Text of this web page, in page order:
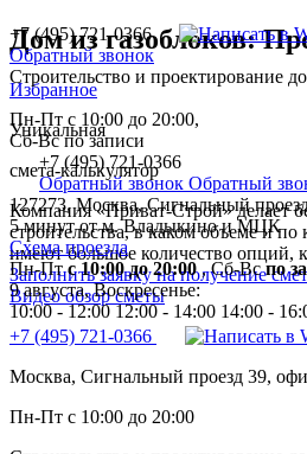
+7 (495) 721-0366
Обратный звонок
Строительство и проектирование
Пн-Пт с 10:00 до 20:00,
Сб-Вс по записи
+7 (495) 721-0366
Обратный звонок Обратный
127273, Москва, Сигнальный
5 минут от м. Владыкино и МЦК
Схема проезда
Пн-Птс 10:00 до 20:00,Сб-Вспо
9 августа, Воскресенье:
10:00 - 12:00 12:00 - 14:00 14:00 -
Дом из газоблоков:
Избранное
Уникальная
смета-калькулятор
Компания «Приват-Строй» делает
строительства, в каком объеме и
имеют большое количество опций,
Заполнить заявку на получение
Видео обзор сметы
+7 (495) 721-0366
Москва, Сигнальный проезд 39,
Пн-Пт с 10:00 до 20:00